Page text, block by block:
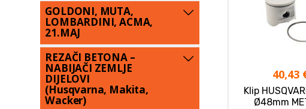
40,43
Klip
Ø48mm
GOLDONI, MUTA,
LOMBARDINI, ACMA,
21.MAJ
REZAČI BETONA –
NABIJAČI ZEMLJE
DIJELOVI
(Husqvarna, Makita,
Wacker)